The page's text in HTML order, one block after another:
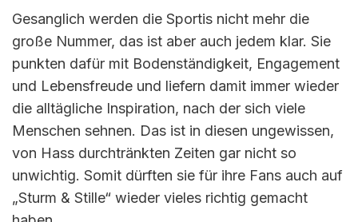
Gesanglich werden die Sportis nicht mehr die
große Nummer, das ist aber auch jedem klar. Sie
punkten dafür mit Bodenständigkeit, Engagement
und Lebensfreude und liefern damit immer wieder
die alltägliche Inspiration, nach der sich viele
Menschen sehnen. Das ist in diesen ungewissen,
von Hass durchtränkten Zeiten gar nicht so
unwichtig. Somit dürften sie für ihre Fans auch auf
„Sturm & Stille“ wieder vieles richtig gemacht